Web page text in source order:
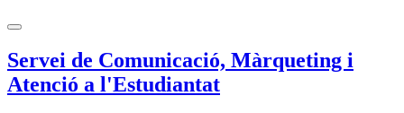
Servei de Comunicació, Màrqueting i
Atenció a l'Estudiantat